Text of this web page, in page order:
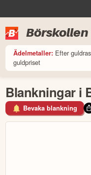
Börskollen
Ädelmetaller: Efter
guldpriset
Blankningar i
Bevaka blankning